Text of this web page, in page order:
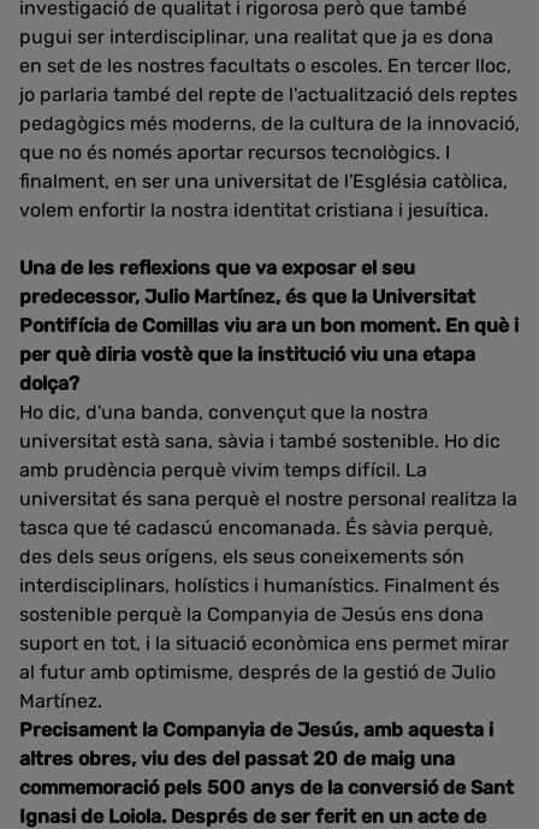
investigació de qualitat i rigorosa però que també
pugui ser interdisciplinar, una realitat que ja es dona
en set de les nostres facultats o escoles. En tercer lloc,
jo parlaria també del repte de l'actualització dels reptes
pedagògics més moderns, de la cultura de la innovació,
que no és només aportar recursos tecnològics. I
finalment, en ser una universitat de l'Església catòlica,
volem enfortir la nostra identitat cristiana i jesuítica.
Una de les reflexions que va exposar el seu
predecessor, Julio Martínez, és que la Universitat
Pontifícia de Comillas viu ara un bon moment. En què i
per què diria vostè que la institució viu una etapa
dolça?
Ho dic, d'una banda, convençut que la nostra
universitat està sana, sàvia i també sostenible. Ho dic
amb prudència perquè vivim temps difícil. La
universitat és sana perquè el nostre personal realitza la
tasca que té cadascú encomanada. És sàvia perquè,
des dels seus orígens, els seus coneixements són
interdisciplinars, holístics i humanístics. Finalment és
sostenible perquè la Companyia de Jesús ens dona
suport en tot, i la situació econòmica ens permet mirar
al futur amb optimisme, després de la gestió de Julio
Martínez.
Precisament la Companyia de Jesús, amb aquesta i
altres obres, viu des del passat 20 de maig una
commemoració pels 500 anys de la conversió de Sant
Ignasi de Loiola. Després de ser ferit en un acte de